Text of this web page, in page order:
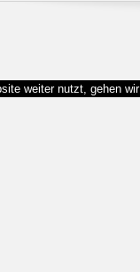
weiter nutzt, gehen